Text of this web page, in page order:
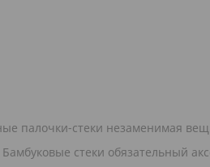
палочки-стеки незаменимая
стеки обязательный